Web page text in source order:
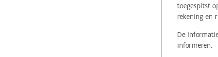
toegespitst
rekening en
De
informeren.